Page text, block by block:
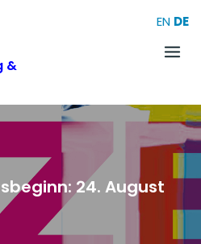
&
24. August
EN DE